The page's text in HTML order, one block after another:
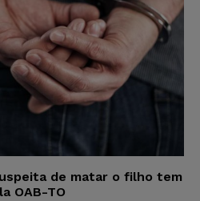
de matar o filho tem
OAB-TO